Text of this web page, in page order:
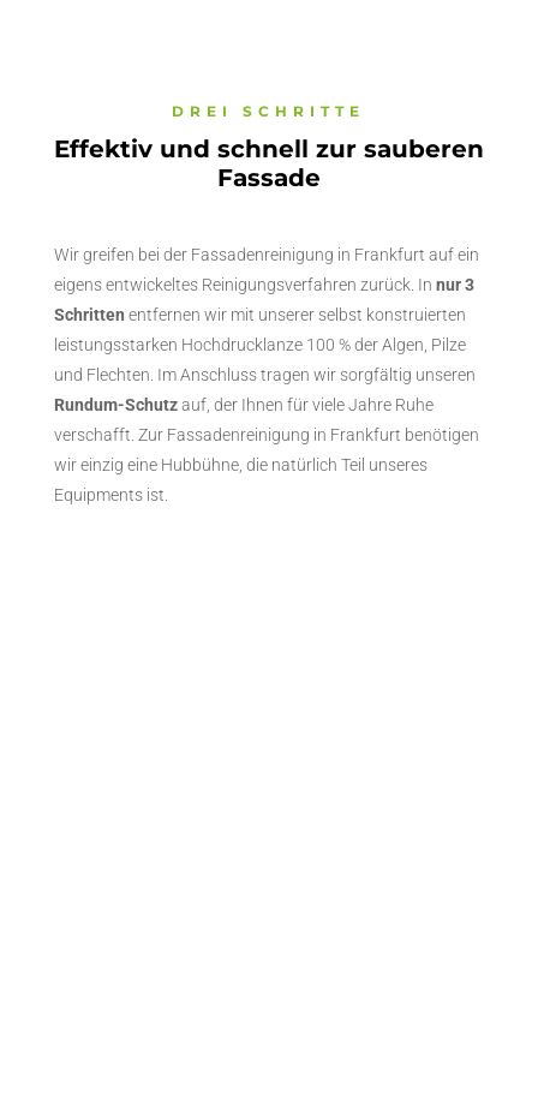
DREI SCHRITTE
Effektiv und schnell zur sauberen
Fassade
Wir greifen bei der Fassadenreinigung in Frankfurt auf ein
eigens entwickeltes Reinigungsverfahren zurück. In nur 3
Schritten entfernen wir mit unserer selbst konstruierten
leistungsstarken Hochdrucklanze 100 % der Algen, Pilze
und Flechten. Im Anschluss tragen wir sorgfältig unseren
Rundum-Schutzauf, der Ihnen für viele Jahre Ruhe
verschafft. Zur Fassadenreinigung in Frankfurt benötigen
wir einzig eine Hubbühne, die natürlich Teil unseres
Equipments ist.